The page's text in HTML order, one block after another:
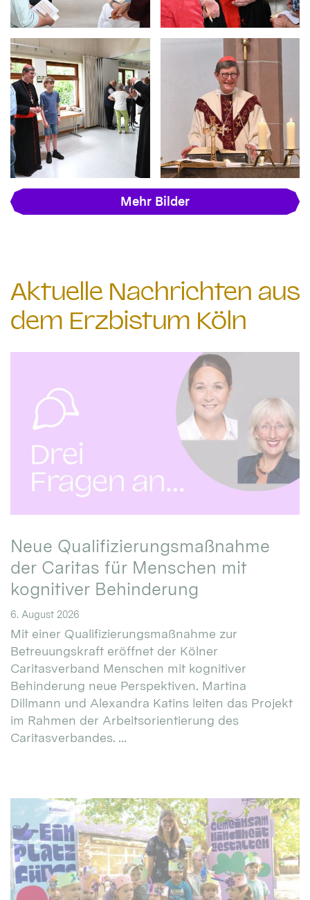
Mehr Bilder
Aktuelle Nachrichten aus
dem Erzbistum Köln
Neue Qualifizierungsmaßnahme
der Caritas für Menschen mit
kognitiver Behinderung
6. August 2026
Mit einer Qualifizierungsmaßnahme zur
Betreuungskraft eröffnet der Kölner
Caritasverband Menschen mit kognitiver
Behinderung neue Perspektiven. Martina
Dillmann und Alexandra Katins leiten das Projekt
im Rahmen der Arbeitsorientierung des
Caritasverbandes. ...